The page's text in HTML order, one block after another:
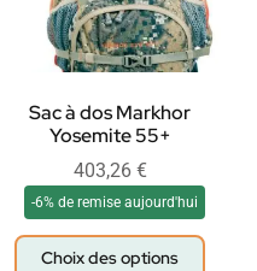
Sac à dos Markhor
Yosemite 55+
403,26 €
-6% de remise aujourd'hui
Choix des options